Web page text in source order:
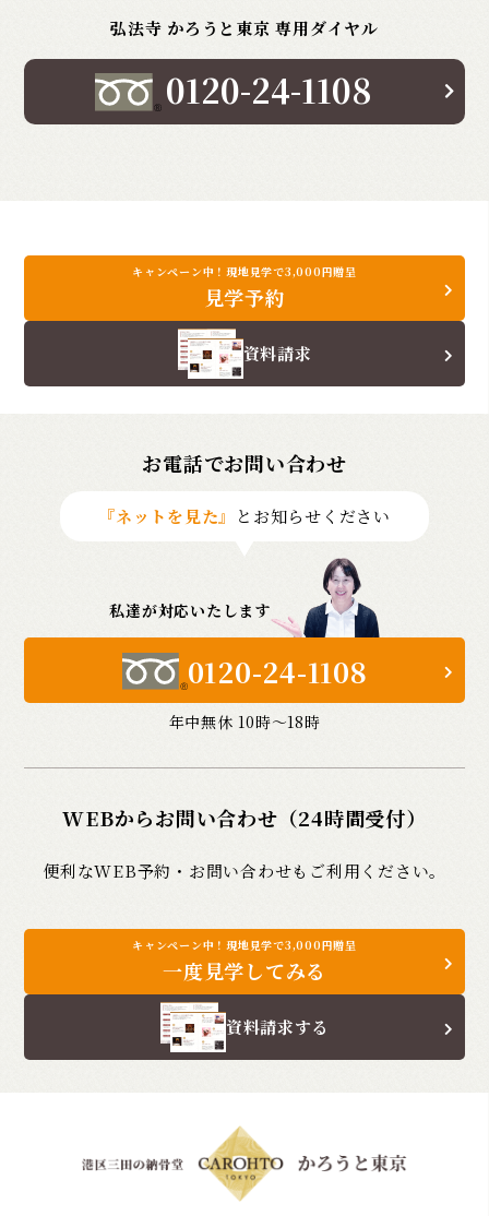
弘法寺 かろうと東京 専用ダイヤル
0120-24-1108
キャンペーン中！現地見学で3,000円贈呈
見学予約
資料請求
お電話でお問い合わせ
『ネットを見た』 とお知らせください
私達が対応いたします
0120-24-1108
年中無休 10時〜18時
WEBからお問い合わせ（24時間受付）
便利なWEB予約・お問い合わせもご利用ください。
キャンペーン中！現地見学で3,000円贈呈
一度見学してみる
資料請求する